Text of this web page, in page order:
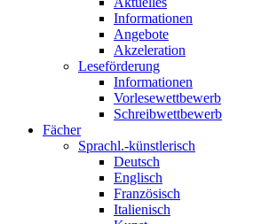
Informationen
Angebote
Akzeleration
Leseförderung
Informationen
Vorlesewettbewerb
Schreibwettbewerb
Fächer
Sprachl.-künstlerisch
Deutsch
Englisch
Französisch
Italienisch